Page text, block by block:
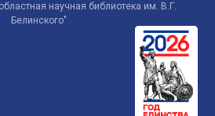
научная библиотека им. В.Г.
Белинского"